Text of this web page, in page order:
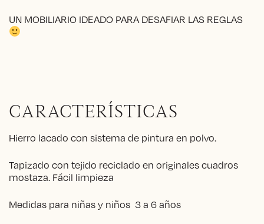
UN MOBILIARIO IDEADO PARA DESAFIAR LAS REGLAS
CARACTERÍSTICAS
Hierro lacado con sistema de pintura en polvo.
Tapizado con tejido reciclado en originales cuadros
mostaza. Fácil limpieza
Medidas para niñas y niños 3 a 6 años